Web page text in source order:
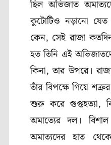
ছিল অভিজাত
কুটোটিও নড়ানো যেত
কেন, সেই রাজা
হত তিনি এই
কিনা, তার উপরে।
তাঁর বিপক্ষে গিয়ে
শুরু করে গুপ্তহত্যা,
অমাত্যের দল।
অমাত্যদের হাত